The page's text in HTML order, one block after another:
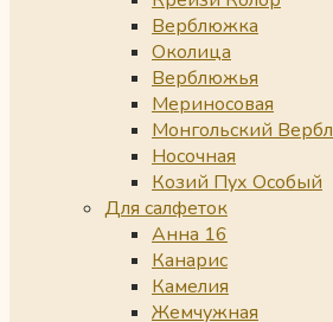
Верблюжка
Околица
Верблюжья
Мериносовая
Монгольский
Носочная
Козий Пух Особый
Для салфеток
Анна 16
Канарис
Камелия
Жемчужная